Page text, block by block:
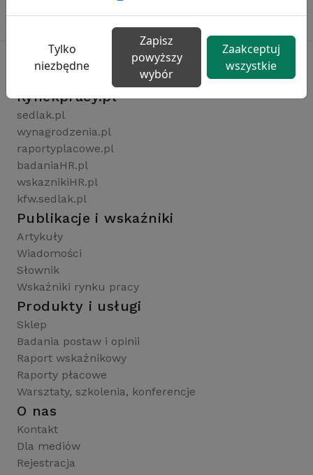
Rynekpracy.pl
sedlak.pl
wynagrodzenia.pl
raportyplacowe.pl
badaniaHR.pl
wskaznikiHR.pl
kfw.sedlak.pl
Publikacje i wskaźniki
Artykuły
Wiadomości
Słownik
Wskaźniki rynku pracy
Produkty i usługi
Sklep
Badania postaw i opinii
Raport wskaźnikowy
Raporty płacowe
Warsztaty, szkolenia, konferencje
O nas
Kontakt
Dla mediów
Rejestracja
Tylko
niezbędne
Zapisz
powyższy
wybór
Zaakceptuj
wszystkie